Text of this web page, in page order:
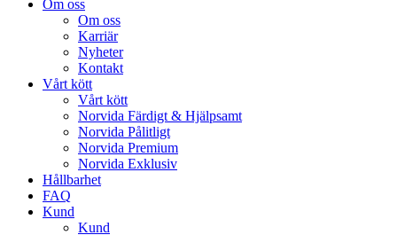
Om oss
Om oss
Karriär
Nyheter
Kontakt
Vårt kött
Vårt kött
Norvida Färdigt & Hjälpsamt
Norvida Pålitligt
Norvida Premium
Norvida Exklusiv
Hållbarhet
FAQ
Kund
Kund